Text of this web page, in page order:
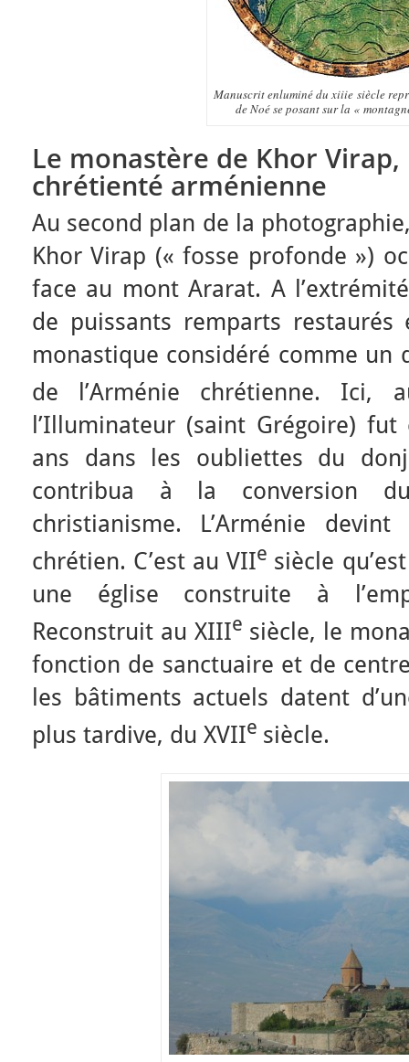
Manuscrit enluminé du xiiie siècle
de Noé se posant sur la «
Le monastère de Khor
chrétienté arménienne
Au second plan de la
Khor Virap (« fosse profonde »)
face au mont Ararat. A
de puissants remparts restaurés
monastique considéré comme un
de l’Arménie chrétienne. Ici,
l’Illuminateur (saint Grégoire)
ans dans les oubliettes du
contribua à la conversion
christianisme. L’Arménie
chrétien. C’est au VIIe siècle
une église construite à
Reconstruit au XIIIe siècle, le
fonction de sanctuaire et de
les bâtiments actuels datent
plus tardive, du XVIIe siècle.